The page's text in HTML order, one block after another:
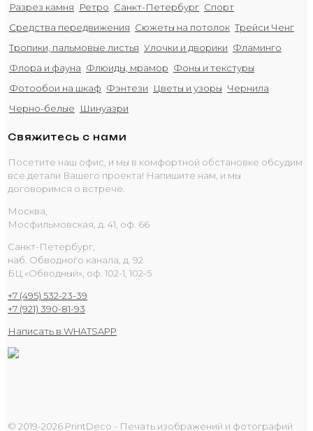
Разрез камня
Ретро Санкт-Петербург Спорт
Средства передвижения Сюжеты на потолок Трейси Ченг
Тропики, пальмовые листья Улочки и дворики Фламинго
Флора и фауна Флюиды, мрамор Фоны и текстуры
Фотообои на шкаф Фэнтези Цветы и узоры Чернила
Черно-белые
Шинуазри
Свяжитесь с нами
Посетите наш офис, и мы в комфортной обстановке обсудим
все детали Вашего проекта! Напишите нам, и мы
договоримся о встрече.
Москва,
Мосфильмовская, д. 41, оф. 66
Санкт-Петербург,
наб. Обводного канала, д. 92
БЦ «Обводный», оф. 102-1, 102-5
+7 (495) 532-23-39
+7 (921) 390-81-93
Написать в WHATSAPP
© 2019-2026 PrintDeco - Печать изображений и фотографий